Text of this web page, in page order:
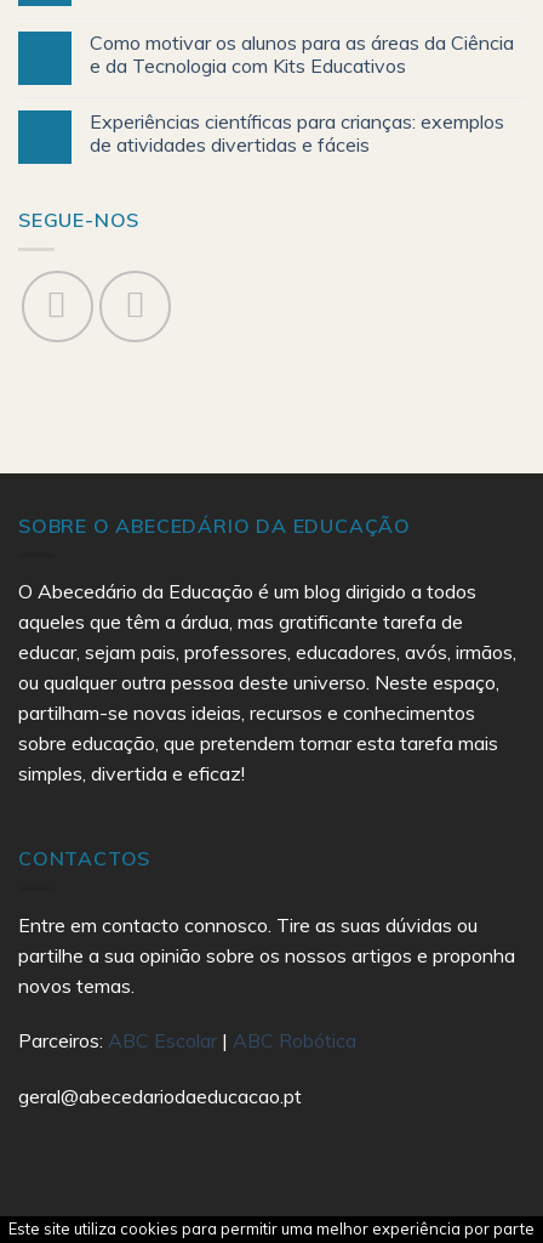
Como motivar os alunos para as áreas da Ciência
e da Tecnologia com Kits Educativos
Experiências científicas para crianças: exemplos
de atividades divertidas e fáceis
SEGUE-NOS
SOBRE O ABECEDÁRIO DA EDUCAÇÃO
O Abecedário da Educação é um blog dirigido a todos
aqueles que têm a árdua, mas gratificante tarefa de
educar, sejam pais, professores, educadores, avós, irmãos,
ou qualquer outra pessoa deste universo. Neste espaço,
partilham-se novas ideias, recursos e conhecimentos
sobre educação, que pretendem tornar esta tarefa mais
simples, divertida e eficaz!
CONTACTOS
Entre em contacto connosco. Tire as suas dúvidas ou
partilhe a sua opinião sobre os nossos artigos e proponha
novos temas.
Parceiros: ABC Escolar | ABC Robótica
geral@abecedariodaeducacao.pt
Este site utiliza cookies para permitir uma melhor experiência por parte